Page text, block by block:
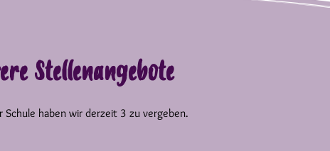
Stellenangebote
Schule haben wir derzeit 3 zu vergeben.